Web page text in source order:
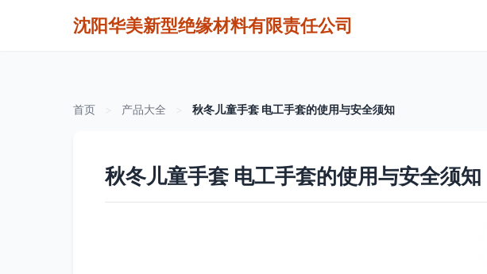
沈阳华美新型绝缘材料有限责任公司
首页 产品大全 秋冬儿童手套 电工手套的使用与安全须知
秋冬儿童手套 电工手套的使用与安全须知